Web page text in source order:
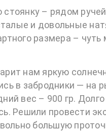
– рядом
и довольные
размера –
нам яркую
в забродники — на
вес – 900 гр.
Решили провести
большую